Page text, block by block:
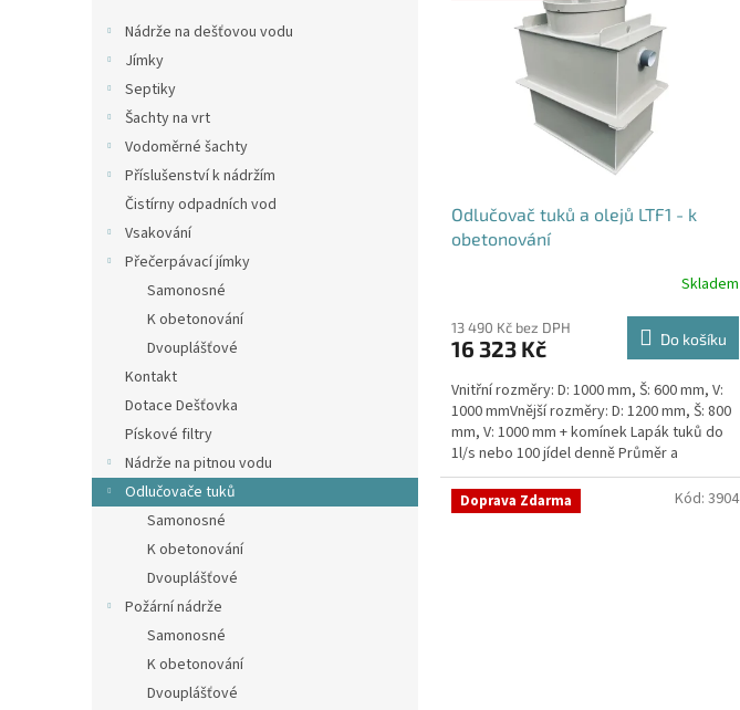
Nádrže na dešťovou vodu
Jímky
Septiky
Šachty na vrt
Vodoměrné šachty
Příslušenství k nádržím
Čistírny odpadních vod
Vsakování
Přečerpávací jímky
Samonosné
K obetonování
Dvouplášťové
Kontakt
Dotace Dešťovka
Pískové filtry
Nádrže na pitnou vodu
Odlučovače tuků
Samonosné
K obetonování
Dvouplášťové
Požární nádrže
Samonosné
K obetonování
Dvouplášťové
Odlučovač tuků a olejů LTF1 - k
obetonování
Skladem
13 490 Kč bez DPH
16 323 Kč Do košíku
Vnitřní rozměry: D: 1000 mm, Š: 600 mm, V:
1000 mmVnější rozměry: D: 1200 mm, Š: 800
mm, V: 1000 mm + komínek Lapák tuků do
1l/s nebo 100 jídel denně Průměr a
umístění...
Doprava Zdarma Kód: 3904